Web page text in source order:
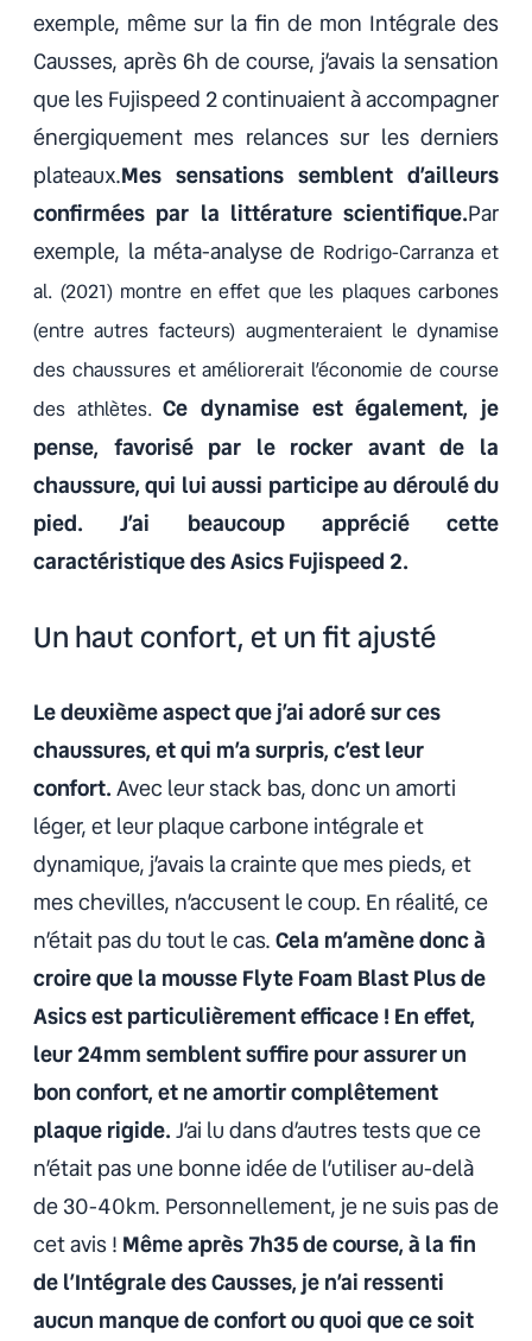
exemple, même sur la fin de mon Intégrale des
Causses, après 6h de course, j’avais la sensation
que les Fujispeed 2 continuaient à accompagner
énergiquement mes relances sur les derniers
plateaux.Mes sensations semblent d’ailleurs
confirmées par la littérature scientifique.Par
exemple, la méta-analyse de Rodrigo-Carranza et
al. (2021) montre en effet que les plaques carbones
(entre autres facteurs) augmenteraient le dynamise
des chaussures et améliorerait l’économie de course
des athlètes.Ce dynamise est également, je
pense, favorisé par le rocker avant de la
chaussure, qui lui aussi participe au déroulé du
pied. J’ai beaucoup apprécié cette
caractéristique des Asics Fujispeed 2.
Un haut confort, et un fit ajusté
Le deuxième aspect que j’ai adoré sur ces
chaussures, et qui m’a surpris, c’est leur
confort.Avec leur stack bas, donc un amorti
léger, et leur plaque carbone intégrale et
dynamique, j’avais la crainte que mes pieds, et
mes chevilles, n’accusent le coup. En réalité, ce
n’était pas du tout le cas.Cela m’amène donc à
croire que la mousse Flyte Foam Blast Plus de
Asics est particulièrement efficace ! En effet,
leur 24mm semblent suffire pour assurer un
bon confort, et ne amortir complêtement
plaque rigide.J’ai lu dans d’autres tests que ce
n’était pas une bonne idée de l’utiliser au-delà
de 30-40km. Personnellement, je ne suis pas de
cet avis ! Même après 7h35 de course, à la fin
de l’Intégrale des Causses, je n’ai ressenti
aucun manque de confort ou quoi que ce soit